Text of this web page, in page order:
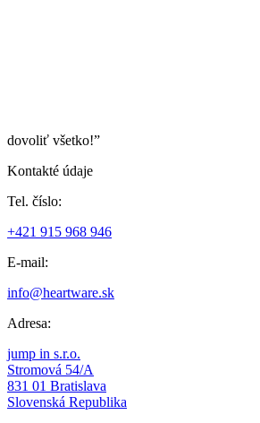
dovoliť všetko!”
Kontakté údaje
Tel. číslo:
+421 915 968 946
E-mail:
info@heartware.sk
Adresa:
jump in s.r.o.
Stromová 54/A
831 01 Bratislava
Slovenská Republika